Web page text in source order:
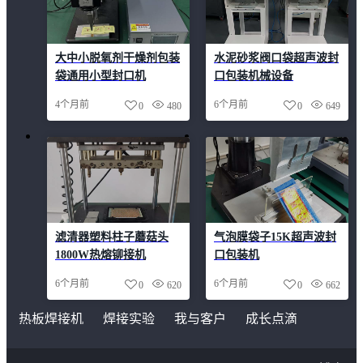
大中小脱氧剂干燥剂包装
袋通用小型封口机
4个月前 480
0
水泥砂浆阀口袋超声波封
口包装机械设备
6个月前 649
0
滤清器塑料柱子蘑菇头
1800W热熔铆接机
6个月前 620
0
气泡膜袋子15K超声波封
口包装机
6个月前 662
0
热板焊接机 焊接实验 我与客户 成长点滴